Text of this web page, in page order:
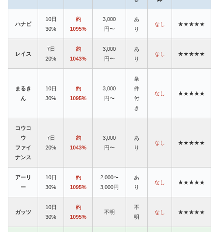
ハナビ
10日
30%
約
1095%
3,000
円〜
あ
り
なし ★★★★★
レイス
7日
20%
約
1043%
3,000
円〜
あ
り
なし ★★★★★
まるき
ん
10日
30%
約
1095%
3,000
円〜
条
件
付
き
なし ★★★★★
コウコ
ウ
ファイ
ナンス
7日
20%
約
1043%
3,000
円〜
あ
り
なし ★★★★★
アーリ
ー
10日
30%
約
1095%
2,000〜
3,000円
あ
り
なし ★★★★★
ガッツ
10日
30%
約
1095%
不明
不
明
なし ★★★★★